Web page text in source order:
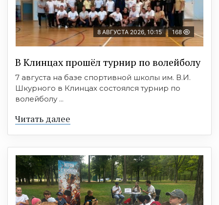
8 АВГУСТА 2026, 10:15 168
В Клинцах прошёл турнир по волейболу
7 августа на базе спортивной школы им. В.И.
Шкурного в Клинцах состоялся турнир по
волейболу ...
Читать далее